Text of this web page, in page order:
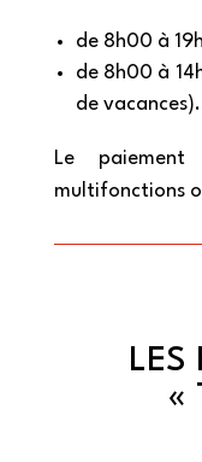
de 8h00 à
de 8h00 à
de vacances).
Le
multifonctions
LES
«